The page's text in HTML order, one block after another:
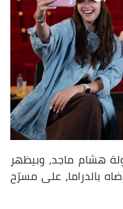
هشام ماجد، وبيظهر
بالدراما، على مسرّح